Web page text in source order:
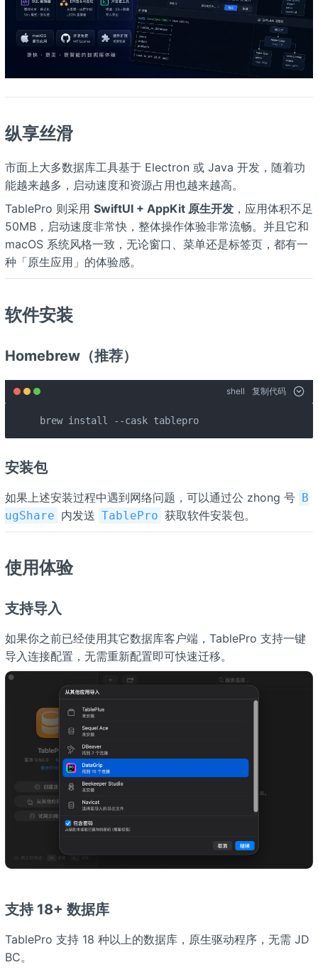
纵享丝滑
市面上大多数据库工具基于 Electron 或 Java 开发，随着功
能越来越多，启动速度和资源占用也越来越高。
TablePro 则采用 SwiftUI + AppKit 原生开发，应用体积不足
50MB，启动速度非常快，整体操作体验非常流畅。并且它和
macOS 系统风格一致，无论窗口、菜单还是标签页，都有一
种「原生应用」的体验感。
软件安装
Homebrew（推荐）
shell 复制代码
brew install --cask tablepro
安装包
如果上述安装过程中遇到网络问题，可以通过公 zhong 号 B
ugShare 内发送 TablePro 获取软件安装包。
使用体验
支持导入
如果你之前已经使用其它数据库客户端，TablePro 支持一键
导入连接配置，无需重新配置即可快速迁移。
支持 18+ 数据库
TablePro 支持 18 种以上的数据库，原生驱动程序，无需 JD
BC。